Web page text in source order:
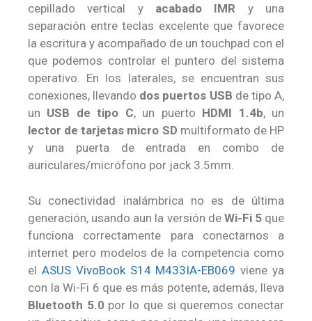
cepillado vertical y acabado IMR y una
separación entre teclas excelente que favorece
la escritura y acompañado de un touchpad con el
que podemos controlar el puntero del sistema
operativo. En los laterales, se encuentran sus
conexiones, llevando dos puertos USB de tipo A,
un USB de tipo C, un puerto HDMI 1.4b, un
lector de tarjetas micro SD multiformato de HP
y una puerta de entrada en combo de
auriculares/micrófono por jack 3.5mm.
Su conectividad inalámbrica no es de última
generación, usando aun la versión deWi-Fi 5que
funciona correctamente para conectarnos a
internet pero modelos de la competencia como
el ASUS VivoBook S14 M433IA-EB069 viene ya
con la Wi-Fi 6 que es más potente, además, lleva
Bluetooth 5.0 por lo que si queremos conectar